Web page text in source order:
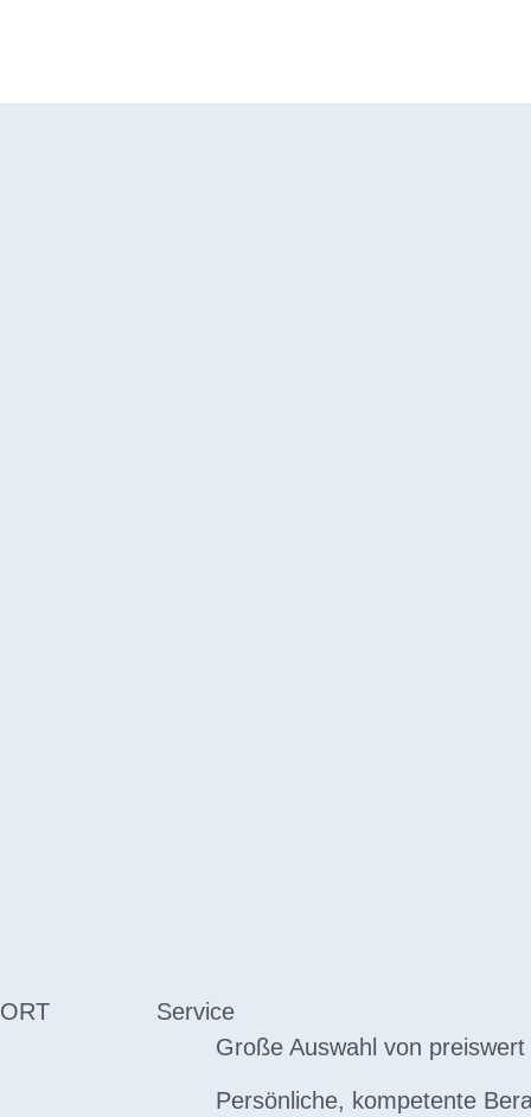
Service
Große Auswahl von
Persönliche, kompetente